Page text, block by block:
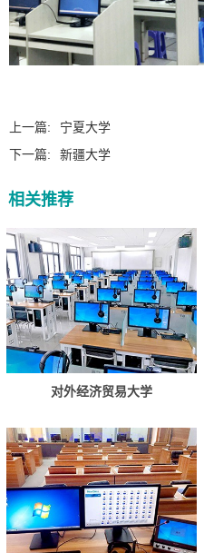
上一篇:
宁夏大学
下一篇:
新疆大学
相关推荐
对外经济贸易大学